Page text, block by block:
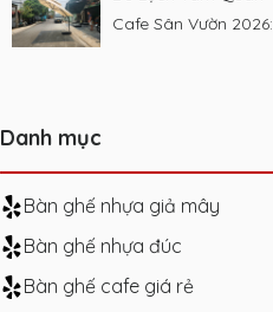
Cafe Sân Vườn 2026:
Danh mục
Bàn ghế nhựa giả mây
Bàn ghế nhựa đúc
Bàn ghế cafe giá rẻ